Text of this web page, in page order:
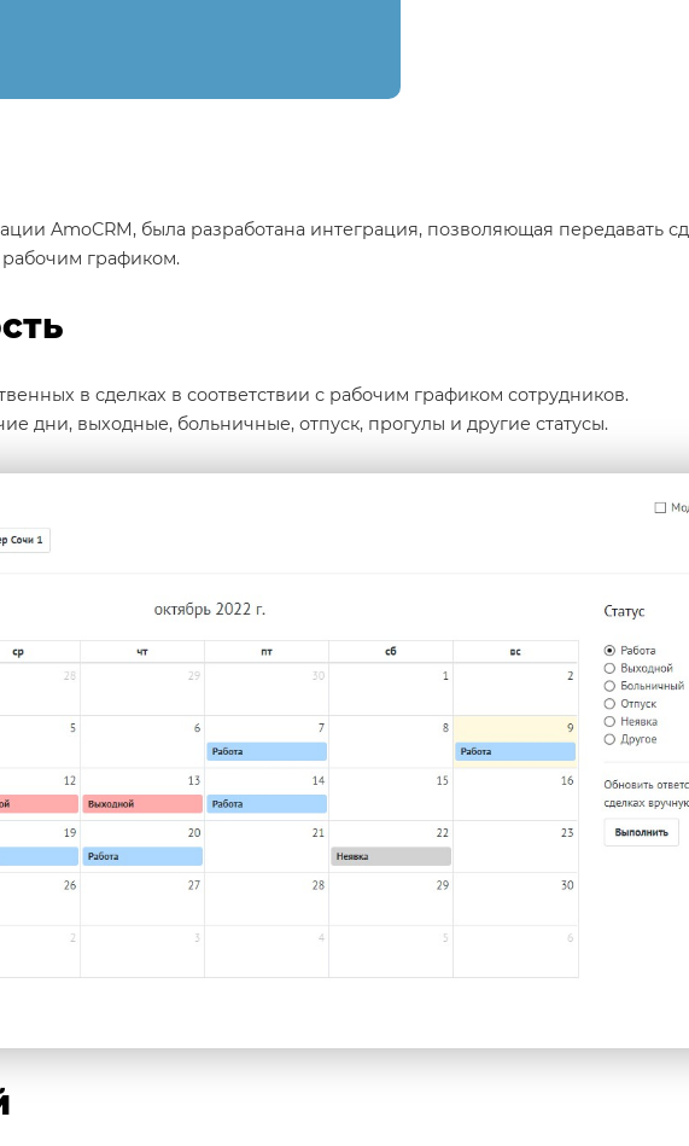
AmoCRM, была разработана интеграция, позволяющая передавать
рабочим графиком.
в сделках в соответствии с рабочим графиком сотрудников.
дни, выходные, больничные, отпуск, прогулы и другие статусы.